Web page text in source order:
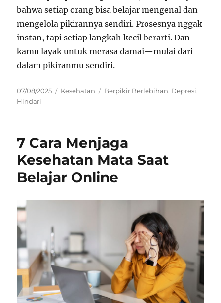
bahwa setiap orang bisa belajar mengenal dan
mengelola pikirannya sendiri. Prosesnya nggak
instan, tapi setiap langkah kecil berarti. Dan
kamu layak untuk merasa damai—mulai dari
dalam pikiranmu sendiri.
Posted
on
07/08/2025 Categories
Kesehatan Tags
Berpikir Berlebihan, Depresi,
Hindari
7 Cara Menjaga
Kesehatan Mata Saat
Belajar Online